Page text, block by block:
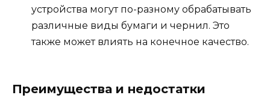
устройства могут по-разному обрабатывать
различные виды бумаги и чернил. Это
также может влиять на конечное качество.
Преимущества и недостатки